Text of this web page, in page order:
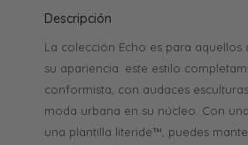
Descripción
La colección Echo es para
su apariencia. este estilo
conformista, con audaces
moda urbana en su núcleo. Con
una plantilla literide™, puedes